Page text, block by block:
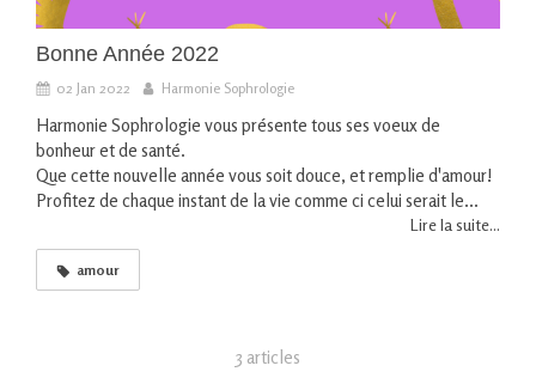
Bonne Année 2022
02 Jan 2022 Harmonie Sophrologie
Harmonie Sophrologie vous présente tous ses voeux de
bonheur et de santé.
Que cette nouvelle année vous soit douce, et remplie d'amour!
Profitez de chaque instant de la vie comme ci celui serait le...
Lire la suite...
amour
3 articles